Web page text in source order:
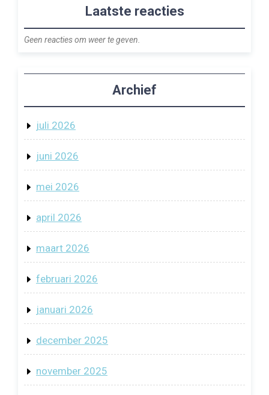
Laatste reacties
Geen reacties om weer te geven.
Archief
juli 2026
juni 2026
mei 2026
april 2026
maart 2026
februari 2026
januari 2026
december 2025
november 2025